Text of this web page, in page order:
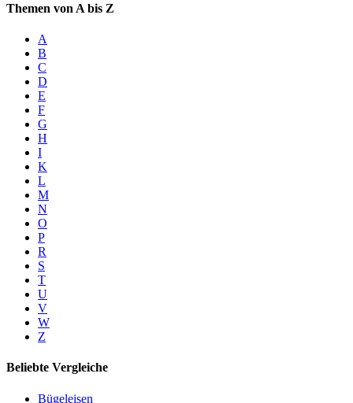
Themen von A bis Z
A
B
C
D
E
F
G
H
I
K
L
M
N
O
P
R
S
T
U
V
W
Z
Beliebte Vergleiche
Bügeleisen